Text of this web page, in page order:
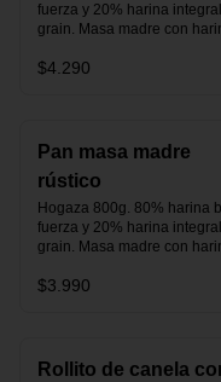
fuerza y 20% harina
grain. Masa madre con
chía y sésamo tostado,
$4.290
Pan masa madre
rústico
Hogaza 800g. 80% harina
fuerza y 20% harina
grain. Masa madre con
24 horas de fermentación.
$3.990
Rollito de canela